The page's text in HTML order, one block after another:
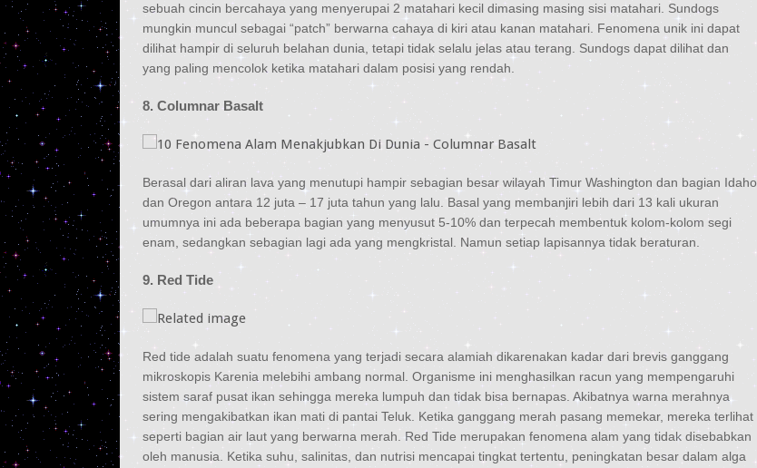
sebuah cincin bercahaya yang menyerupai 2 matahari kecil dimasing masing sisi matahari. Sundogs
mungkin muncul sebagai “patch” berwarna cahaya di kiri atau kanan matahari. Fenomena unik ini dapat
dilihat hampir di seluruh belahan dunia, tetapi tidak selalu jelas atau terang. Sundogs dapat dilihat dan
yang paling mencolok ketika matahari dalam posisi yang rendah.
8. Columnar Basalt
Berasal dari aliran lava yang menutupi hampir sebagian besar wilayah Timur Washington dan bagian Idaho
dan Oregon antara 12 juta – 17 juta tahun yang lalu. Basal yang membanjiri lebih dari 13 kali ukuran
umumnya ini ada beberapa bagian yang menyusut 5-10% dan terpecah membentuk kolom-kolom segi
enam, sedangkan sebagian lagi ada yang mengkristal. Namun setiap lapisannya tidak beraturan.
9. Red Tide
Red tide adalah suatu fenomena yang terjadi secara alamiah dikarenakan kadar dari brevis ganggang
mikroskopis Karenia melebihi ambang normal. Organisme ini menghasilkan racun yang mempengaruhi
sistem saraf pusat ikan sehingga mereka lumpuh dan tidak bisa bernapas. Akibatnya warna merahnya
sering mengakibatkan ikan mati di pantai Teluk. Ketika ganggang merah pasang memekar, mereka terlihat
seperti bagian air laut yang berwarna merah. Red Tide merupakan fenomena alam yang tidak disebabkan
oleh manusia. Ketika suhu, salinitas, dan nutrisi mencapai tingkat tertentu, peningkatan besar dalam alga